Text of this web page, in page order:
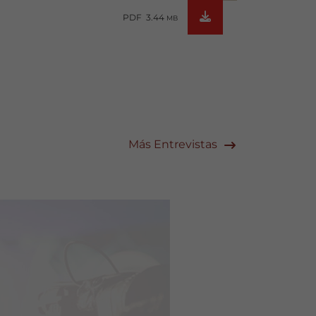
PDF 3.44 MB
Más Entrevistas